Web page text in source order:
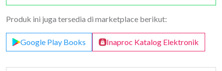
Produk ini juga tersedia di marketplace berikut:
Google Play Books Inaproc Katalog Elektronik